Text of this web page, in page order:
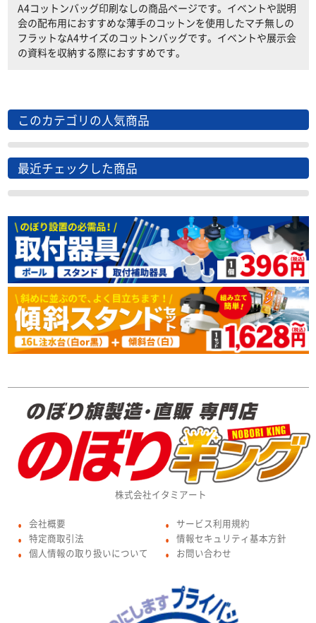
A4コットンバッグ印刷なしの商品ページです。イベントや説明
会の配布用におすすめな薄手のコットンを使用したマチ無しの
フラットなA4サイズのコットンバッグです。イベントや展示会
の資料を収納する際におすすめです。
このカテゴリの人気商品
最近チェックした商品
株式会社イタミアート
● 会社概要
● 特定商取引法
● 個人情報の取り扱いについて
● サービス利用規約
● 情報セキュリティ基本方針
● お問い合わせ